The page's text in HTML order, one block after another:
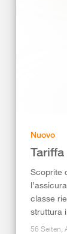
Nuovo
Scoprite
classe
struttura
56 Seiten,